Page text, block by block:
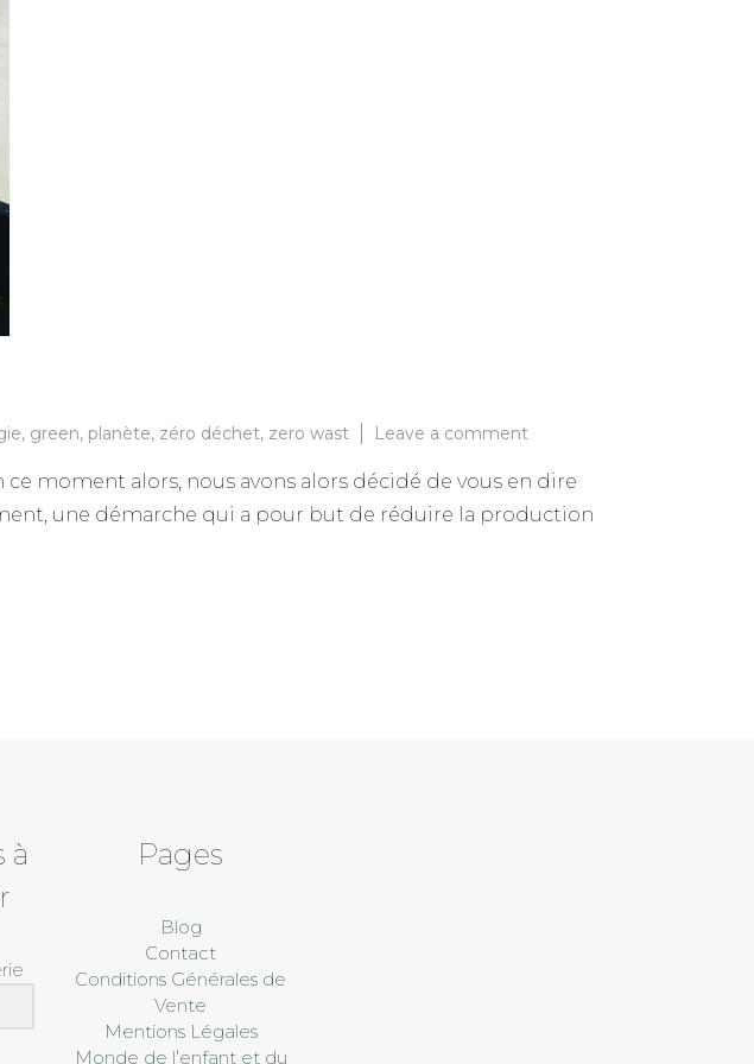
, green, planète, zéro déchet, zero wast Leave a comment
Zéro
Déchet
ce moment alors, nous avons alors décidé de vous en dire
une démarche qui a pour but de réduire la production
à
Pages
Blog
Contact
Conditions Générales de
Vente
Mentions Légales
Monde de l’enfant et du